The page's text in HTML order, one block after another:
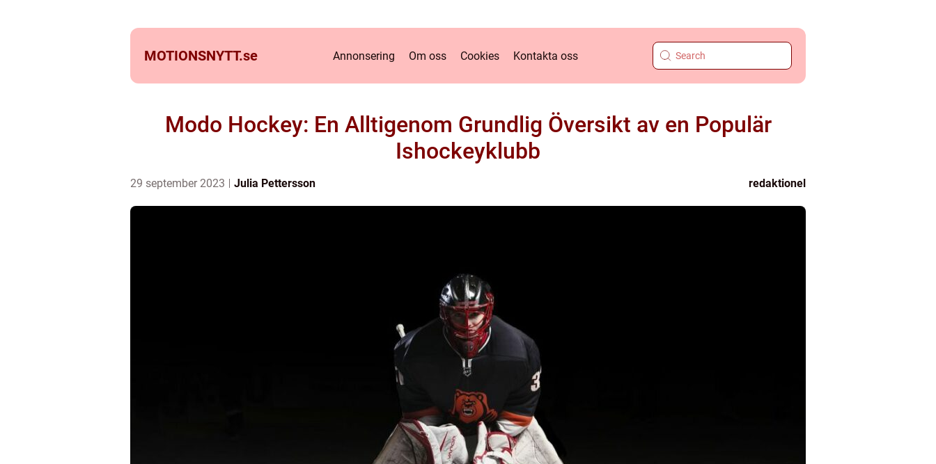
MOTIONSNYTT.se Annonsering Om oss Cookies Kontakta oss
Modo Hockey: En Alltigenom Grundlig Översikt av en Populär
Ishockeyklubb
29 september 2023 Julia Pettersson redaktionel